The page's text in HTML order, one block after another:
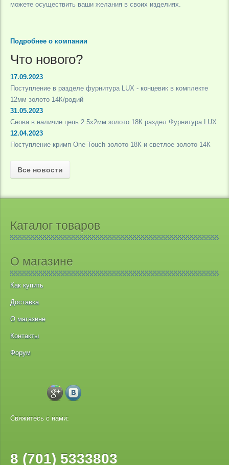
можете осуществить ваши желания в своих изделиях.
Подробнее о компании
Что нового?
17.09.2023
Поступление в разделе фурнитура LUX - концевик в комплекте
12мм золото 14К/родий
31.05.2023
Снова в наличие цепь 2.5х2мм золото 18К раздел Фурнитура LUX
12.04.2023
Поступление кримп One Touch золото 18К и светлое золото 14К
Все новости
Каталог товаров
О магазине
Как купить
Доставка
О магазине
Контакты
Форум
Свяжитесь с нами:
8 (701) 5333803